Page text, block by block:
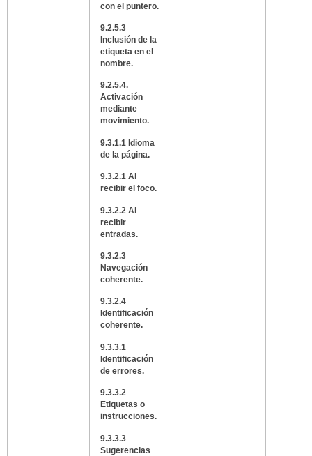
con el puntero.
9.2.5.3
Inclusión de la
etiqueta en el
nombre.
9.2.5.4.
Activación
mediante
movimiento.
9.3.1.1 Idioma
de la página.
9.3.2.1 Al
recibir el foco.
9.3.2.2 Al
recibir
entradas.
9.3.2.3
Navegación
coherente.
9.3.2.4
Identificación
coherente.
9.3.3.1
Identificación
de errores.
9.3.3.2
Etiquetas o
instrucciones.
9.3.3.3
Sugerencias